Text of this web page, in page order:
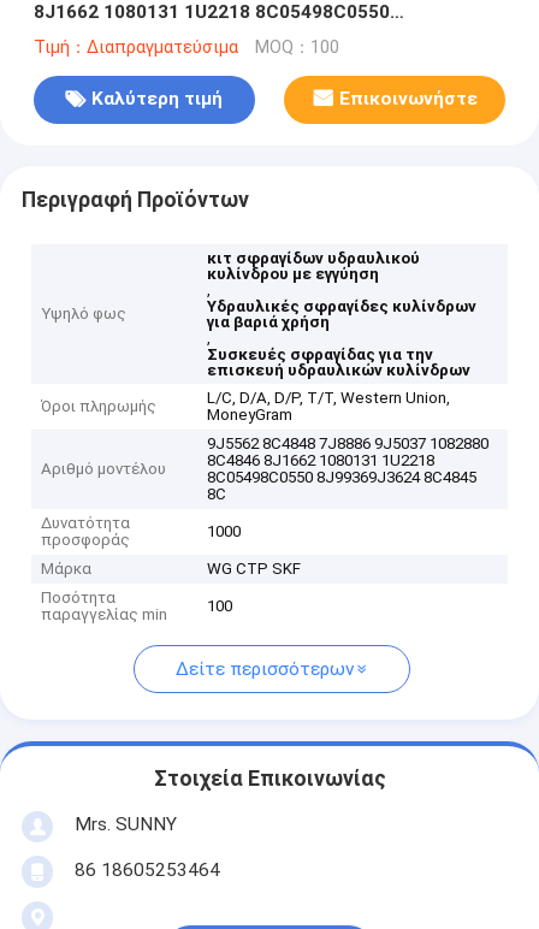
8J1662 1080131 1U2218 8C05498C0550
8J99369J3624 8C4845 8C485
Τιμή：Διαπραγματεύσιμα MOQ：100
Καλύτερη τιμή Επικοινωνήστε
Περιγραφή Προϊόντων
Υψηλό φως
κιτ σφραγίδων υδραυλικού
κυλίνδρου με εγγύηση
,
Υδραυλικές σφραγίδες κυλίνδρων
για βαριά χρήση
,
Συσκευές σφραγίδας για την
επισκευή υδραυλικών κυλίνδρων
Όροι πληρωμής
L/C, D/A, D/P, T/T, Western Union,
MoneyGram
Αριθμό μοντέλου
9J5562 8C4848 7J8886 9J5037 1082880
8C4846 8J1662 1080131 1U2218
8C05498C0550 8J99369J3624 8C4845
8C
Δυνατότητα
προσφοράς
1000
Μάρκα
WG CTP SKF
Ποσότητα
παραγγελίας min
100
Δείτε περισσότερων
Στοιχεία Επικοινωνίας
Mrs. SUNNY
86 18605253464